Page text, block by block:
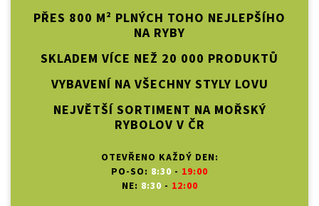
PŘES 800 M² PLNÝCH TOHO NEJLEPŠÍHO
NA RYBY
SKLADEM VÍCE NEŽ 20 000 PRODUKTŮ
VYBAVENÍ NA VŠECHNY STYLY LOVU
NEJVĚTŠÍ SORTIMENT NA MOŘSKÝ
RYBOLOV V ČR
OTEVŘENO KAŽDÝ DEN:
PO-SO: 8:30 - 19:00
NE: 8:30 - 12:00